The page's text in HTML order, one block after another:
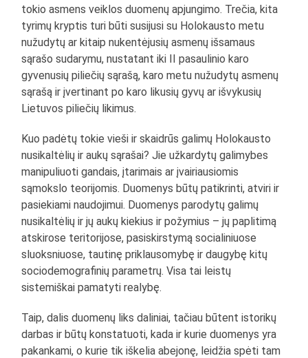
tokio asmens veiklos duomenų apjungimo. Trečia, kita
tyrimų kryptis turi būti susijusi su Holokausto metu
nužudytų ar kitaip nukentėjusių asmenų išsamaus
sąrašo sudarymu, nustatant iki II pasaulinio karo
gyvenusių piliečių sąrašą, karo metu nužudytų asmenų
sąrašą ir įvertinant po karo likusių gyvų ar išvykusių
Lietuvos piliečių likimus.
Kuo padėtų tokie vieši ir skaidrūs galimų Holokausto
nusikaltėlių ir aukų sąrašai? Jie užkardytų galimybes
manipuliuoti gandais, įtarimais ar įvairiausiomis
sąmokslo teorijomis. Duomenys būtų patikrinti, atviri ir
pasiekiami naudojimui. Duomenys parodytų galimų
nusikaltėlių ir jų aukų kiekius ir požymius – jų paplitimą
atskirose teritorijose, pasiskirstymą socialiniuose
sluoksniuose, tautinę priklausomybę ir daugybę kitų
sociodemografinių parametrų. Visa tai leistų
sistemiškai pamatyti realybę.
Taip, dalis duomenų liks daliniai, tačiau būtent istorikų
darbas ir būtų konstatuoti, kada ir kurie duomenys yra
pakankami, o kurie tik iškelia abejonę, leidžia spėti tam